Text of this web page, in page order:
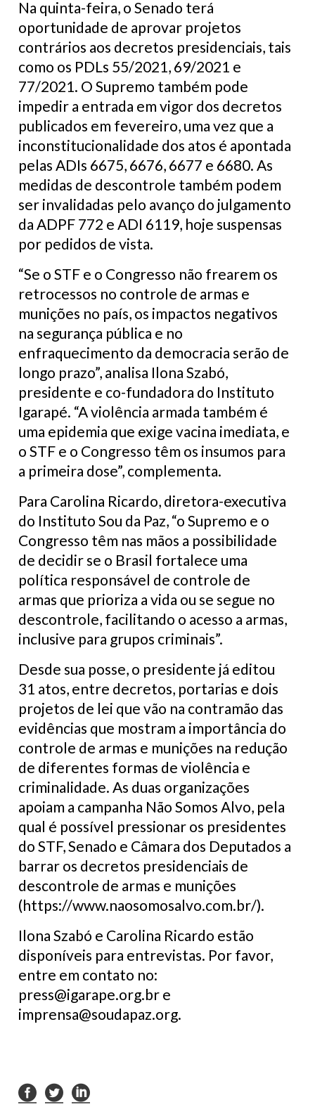
Na quinta-feira, o Senado terá
oportunidade de aprovar projetos
contrários aos decretos presidenciais, tais
como os PDLs 55/2021, 69/2021 e
77/2021. O Supremo também pode
impedir a entrada em vigor dos decretos
publicados em fevereiro, uma vez que a
inconstitucionalidade dos atos é apontada
pelas ADIs 6675, 6676, 6677 e 6680. As
medidas de descontrole também podem
ser invalidadas pelo avanço do julgamento
da ADPF 772 e ADI 6119, hoje suspensas
por pedidos de vista.
“Se o STF e o Congresso não frearem os
retrocessos no controle de armas e
munições no país, os impactos negativos
na segurança pública e no
enfraquecimento da democracia serão de
longo prazo”, analisa Ilona Szabó,
presidente e co-fundadora do Instituto
Igarapé. “A violência armada também é
uma epidemia que exige vacina imediata, e
o STF e o Congresso têm os insumos para
a primeira dose”, complementa.
Para Carolina Ricardo, diretora-executiva
do Instituto Sou da Paz, “o Supremo e o
Congresso têm nas mãos a possibilidade
de decidir se o Brasil fortalece uma
política responsável de controle de
armas que prioriza a vida ou se segue no
descontrole, facilitando o acesso a armas,
inclusive para grupos criminais”.
Desde sua posse, o presidente já editou
31 atos, entre decretos, portarias e dois
projetos de lei que vão na contramão das
evidências que mostram a importância do
controle de armas e munições na redução
de diferentes formas de violência e
criminalidade. As duas organizações
apoiam a campanha Não Somos Alvo, pela
qual é possível pressionar os presidentes
do STF, Senado e Câmara dos Deputados a
barrar os decretos presidenciais de
descontrole de armas e munições
(https://www.naosomosalvo.com.br/).
Ilona Szabó e Carolina Ricardo estão
disponíveis para entrevistas. Por favor,
entre em contato no:
press@igarape.org.br e
imprensa@soudapaz.org.